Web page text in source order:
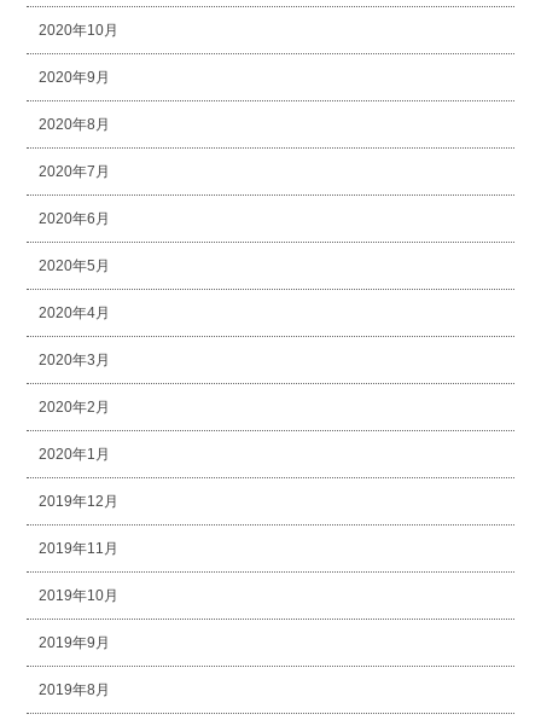
2020年10月
2020年9月
2020年8月
2020年7月
2020年6月
2020年5月
2020年4月
2020年3月
2020年2月
2020年1月
2019年12月
2019年11月
2019年10月
2019年9月
2019年8月